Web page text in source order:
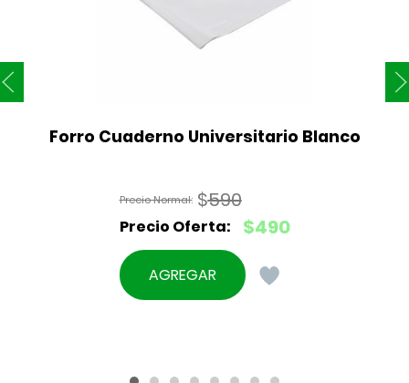
Forro Cuaderno Universitario Blanco
$590
El
precio
original
$490
El
precio
actual
AGREGAR